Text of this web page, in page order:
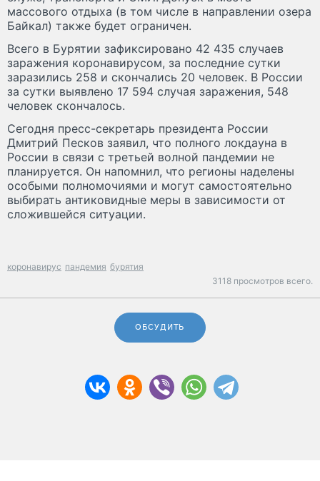
массового отдыха (в том числе в направлении озера
Байкал) также будет ограничен.
Всего в Бурятии зафиксировано 42 435 случаев
заражения коронавирусом, за последние сутки
заразились 258 и скончались 20 человек. В России
за сутки выявлено 17 594 случая заражения, 548
человек скончалось.
Сегодня пресс-секретарь президента России
Дмитрий Песков заявил, что полного локдауна в
России в связи с третьей волной пандемии не
планируется. Он напомнил, что регионы наделены
особыми полномочиями и могут самостоятельно
выбирать антиковидные меры в зависимости от
сложившейся ситуации.
коронавирус пандемия бурятия
3118 просмотров всего.
ОБСУДИТЬ